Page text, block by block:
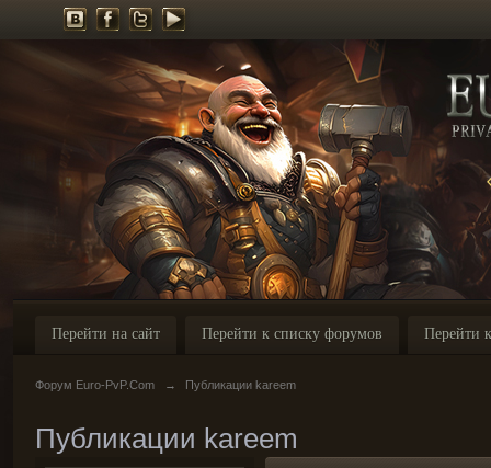
Перейти на сайт Перейти к списку форумов Перейти
Форум Euro-PvP.Com → Публикации kareem
Публикации kareem